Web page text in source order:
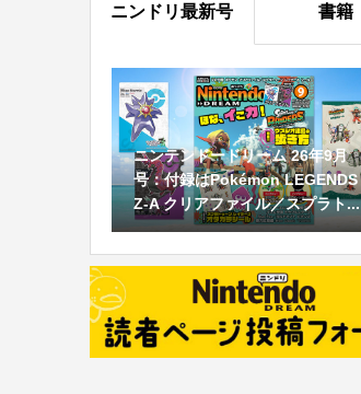
ニンドリ最新号 書籍
ニンテンドードリーム 26年9月
号：付録はPokémon LEGENDS
Z-A クリアファイル／スプラト...